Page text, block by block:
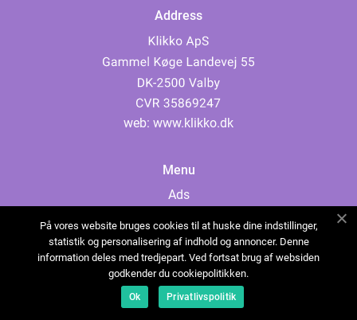
Address
web: www.klikko.dk
Menu
Ads
Cookies
Contact
Sitemap
På vores website bruges cookies til at huske dine indstillinger,
statistik og personalisering af indhold og annoncer. Denne
information deles med tredjepart. Ved fortsat brug af websiden
godkender du cookiepolitikken.
Ok Privatlivspolitik